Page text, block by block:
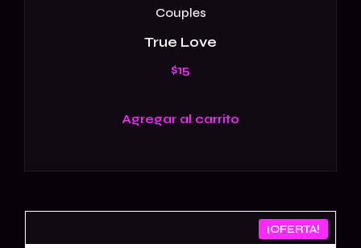
Couples
True Love
$15
Agregar al carrito
¡OFERTA!